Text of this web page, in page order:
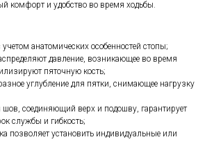
комфорт и удобство во время ходьбы.
анатомических особенностей стопы;
давление, возникающее во время
пяточную кость;
углубление для пятки, снимающее нагрузку
соединяющий верх и подошву, гарантирует
службы и гибкость;
позволяет установить индивидуальные или